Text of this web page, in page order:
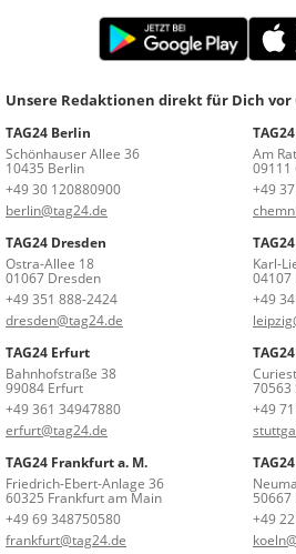
Unsere Redaktionen direkt für Dich vor
TAG24 Berlin
Schönhauser Allee 36
10435 Berlin
+49 30 120880900
berlin@tag24.de
Am
09111
+49
TAG24 Dresden
Ostra-Allee 18
01067 Dresden
+49 351 888-2424
dresden@tag24.de
Karl-
04107
+49
TAG24 Erfurt
Bahnhofstraße 38
99084 Erfurt
+49 361 34947880
erfurt@tag24.de
70563
+49
TAG24 Frankfurt a. M.
Friedrich-Ebert-Anlage 36
60325 Frankfurt am Main
+49 69 348750580
frankfurt@tag24.de
50667
+49